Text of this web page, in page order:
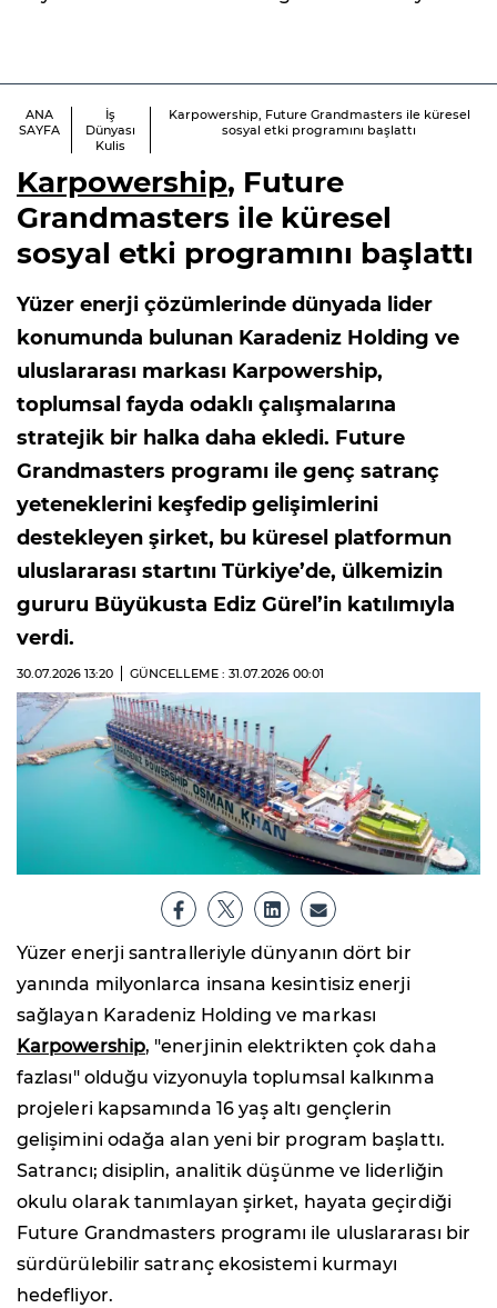
ANA
SAYFA
İş
Dünyası
Kulis
Karpowership, Future Grandmasters ile küresel
sosyal etki programını başlattı
Karpowership, Future
Grandmasters ile küresel
sosyal etki programını başlattı
Yüzer enerji çözümlerinde dünyada lider
konumunda bulunan Karadeniz Holding ve
uluslararası markası Karpowership,
toplumsal fayda odaklı çalışmalarına
stratejik bir halka daha ekledi. Future
Grandmasters programı ile genç satranç
yeteneklerini keşfedip gelişimlerini
destekleyen şirket, bu küresel platformun
uluslararası startını Türkiye’de, ülkemizin
gururu Büyükusta Ediz Gürel’in katılımıyla
verdi.
30.07.2026 13:20 GÜNCELLEME : 31.07.2026 00:01
Yüzer enerji santralleriyle dünyanın dört bir
yanında milyonlarca insana kesintisiz enerji
sağlayan Karadeniz Holding ve markası
Karpowership, "enerjinin elektrikten çok daha
fazlası" olduğu vizyonuyla toplumsal kalkınma
projeleri kapsamında 16 yaş altı gençlerin
gelişimini odağa alan yeni bir program başlattı.
Satrancı; disiplin, analitik düşünme ve liderliğin
okulu olarak tanımlayan şirket, hayata geçirdiği
Future Grandmasters programı ile uluslararası bir
sürdürülebilir satranç ekosistemi kurmayı
hedefliyor.